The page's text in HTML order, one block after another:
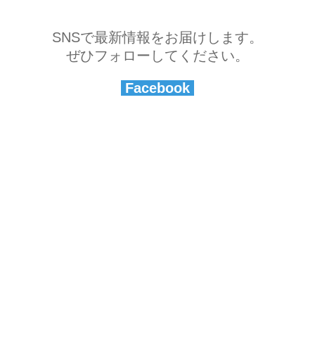
SNSで最新情報をお届けします。
ぜひフォローしてください。
Facebook